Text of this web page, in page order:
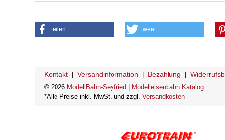
teilen tweet
Kontakt Versandinformation Bezahlung
© 2026 ModellBahn-Seyfried
Modelleisenbahn Katalog
*Alle Preise inkl. MwSt. und zzgl. Versandkosten